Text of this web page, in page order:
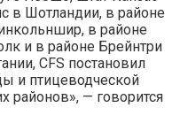
в Шотландии, в районе
в районе
и в районе Брейнтри
CFS постановил
и птицеводческой
районов», — говорится